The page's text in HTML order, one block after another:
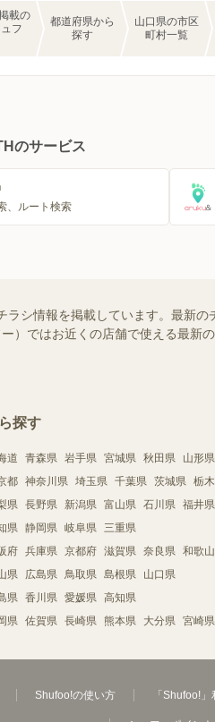
載の
フ
都道府県から
探す
山口県の市区
町村一覧
のサービス
、ルート検索
ラシ情報を掲載しています。最新
）ではお近くの店舗で使える最新
探す
道 青森県 岩手県 宮城県 秋田県 山形県
都 神奈川県 埼玉県 千葉県 茨城県 栃
県 長野県 新潟県 富山県 石川県 福井県
県 静岡県 岐阜県 三重県
府 兵庫県 京都府 滋賀県 奈良県 和歌
県 広島県 鳥取県 島根県 山口県
県 香川県 愛媛県 高知県
県 佐賀県 長崎県 熊本県 大分県 宮崎県
Shufoo!の使い方 「Shufoo!